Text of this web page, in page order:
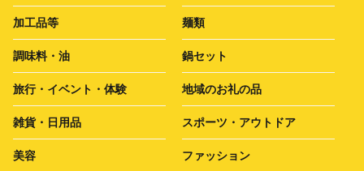
加工品等 麺類
調味料・油 鍋セット
旅行・イベント・体験 地域のお礼の品
雑貨・日用品 スポーツ・アウトドア
美容 ファッション